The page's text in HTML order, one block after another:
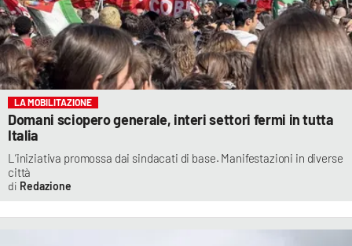
LA MOBILITAZIONE
Domani sciopero generale, interi settori fermi in tutta
Italia
L’iniziativa promossa dai sindacati di base. Manifestazioni in diverse
città
Redazione